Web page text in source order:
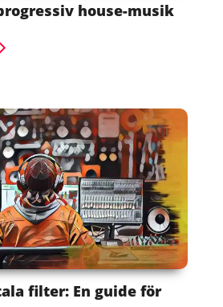
house-musik
filter: En guide för